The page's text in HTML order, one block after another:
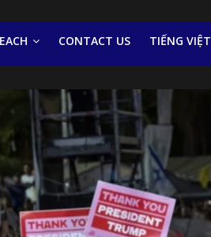
CONTACT US TIẾNG VIỆT